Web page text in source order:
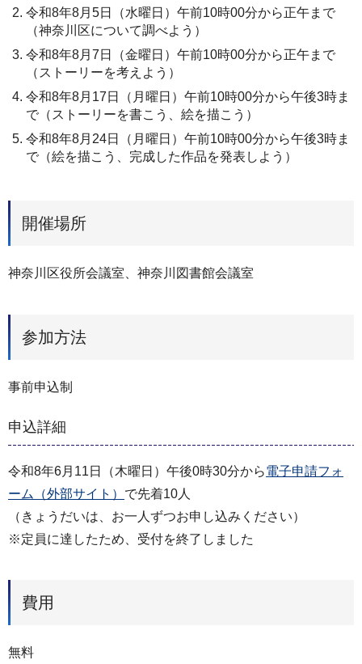
令和8年8月5日（水曜日）午前10時00分から正午まで
（神奈川区について調べよう）
令和8年8月7日（金曜日）午前10時00分から正午まで
（ストーリーを考えよう）
令和8年8月17日（月曜日）午前10時00分から午後3時ま
で（ストーリーを書こう、絵を描こう）
令和8年8月24日（月曜日）午前10時00分から午後3時ま
で（絵を描こう、完成した作品を発表しよう）
開催場所
神奈川区役所会議室、神奈川図書館会議室
参加方法
事前申込制
申込詳細
令和8年6月11日（木曜日）午後0時30分から電子申請フォ
ーム（外部サイト） で先着10人
（きょうだいは、お一人ずつお申し込みください）
※定員に達したため、受付を終了しました
費用
無料